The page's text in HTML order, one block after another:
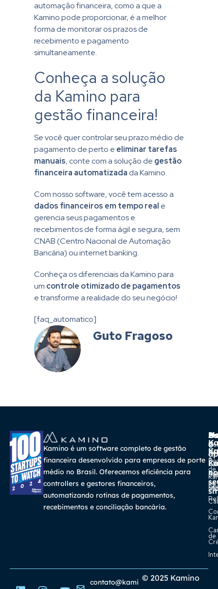
automação financeira, como a que a
Kamino pode proporcionar, é a melhor
forma de monitorar os prazos de
recebimento e pagamento
simultaneamente.
Conheça a solução
da Kamino para
gestão financeira!
Se você quer controlar seu prazo médio de
pagamento de perto e eliminar tarefas
manuais, conte com a solução de gestão
financeira automatizada da Kamino.
Com nosso software, você tem acesso a
dados financeiros em tempo real e
gerencia seus pagamentos e
recebimentos de forma ágil e segura, sem
CNAB (Centro Nacional de Automação
Bancária) ou internet banking.
Conheça os diferenciais da Kamino para
um controle otimizado de pagamentos
e transforme a realidade do seu negócio!
[faq_automatico]
Guto Fragoso
Kamino é um software completo de gestão
financeira desenvolvido para empresas de porte
médio no Brasil. Oferecemos eficiência para
controllers e gestores financeiros,
automatizando rotinas de pagamentos,
recebimentos e conciliação bancária.
A
a
na
a
de
de
o
no
© 2025 Kamino
contato@kami